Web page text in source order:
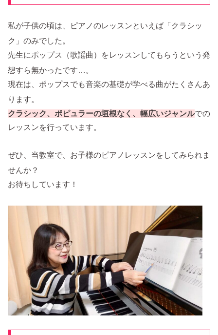
私が子供の頃は、ピアノのレッスンといえば「クラシッ
ク」のみでした。
先生にポップス（歌謡曲）をレッスンしてもらうという発
想すら無かったです…。
現在は、ポップスでも音楽の基礎が学べる曲がたくさんあ
ります。
クラシック、ポピュラーの垣根なく、幅広いジャンルでの
レッスンを行っています。
ぜひ、当教室で、お子様のピアノレッスンをしてみられま
せんか？
お待ちしています！